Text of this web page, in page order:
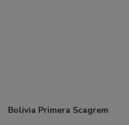
Bolivia Primera Scagrem